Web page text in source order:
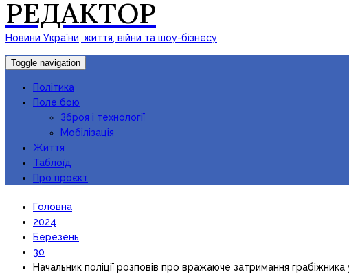
РЕДАКТОР
Новини України, життя, війни та шоу-бізнесу
Toggle navigation
Політика
Поле бою
Зброя і технології
Мобілізація
Життя
Таблоїд
Про проєкт
Головна
2024
Березень
30
Начальник поліції розповів про вражаюче затримання грабіжника